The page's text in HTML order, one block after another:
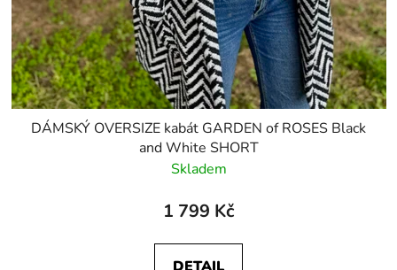
DÁMSKÝ OVERSIZE kabát GARDEN of ROSES Black
and White SHORT
Skladem
1 799 Kč